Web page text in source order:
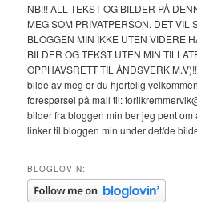
NB!!! ALL TEKST OG BILDER PÅ
MEG SOM PRIVATPERSON. DET VIL
BLOGGEN MIN IKKE UTEN VIDERE
BILDER OG TEKST UTEN MIN
OPPHAVSRETT TIL ÅNDSVERK
bilde av meg er du hjertelig
forespørsel på mail til:
bilder fra bloggen min ber jeg pent om
linker til bloggen min under det/de
BLOGLOVIN: